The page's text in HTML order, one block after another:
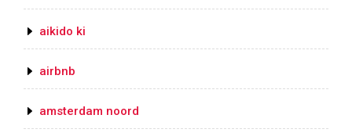
aikido ki
airbnb
amsterdam noord